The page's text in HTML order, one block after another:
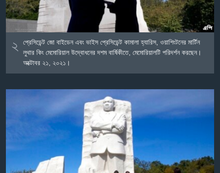
২
প্রেসিডেন্ট জো বাইডেন এবং ভাইস প্রেসিডেন্ট কামালা হ্যারিস, ওয়াশিংটনের মার্টিন
লুথার কিং মেমোরিয়াল উদ্বোধনের দশম বার্ষিকীতে, মেমোরিয়ালটি পরিদর্শন করছেন।
অক্টোবর ২১, ২০২১।